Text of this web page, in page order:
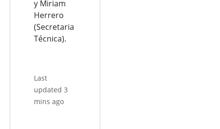
y Miriam
Herrero
(Secretaria
Técnica).
Last
updated 3
mins ago